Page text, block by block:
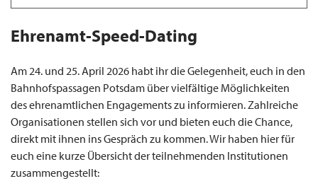
Ehrenamt-Speed-Dating
Am 24. und 25. April 2026 habt ihr die Gelegenheit, euch in den
Bahnhofspassagen Potsdam über vielfältige Möglichkeiten
des ehrenamtlichen Engagements zu informieren. Zahlreiche
Organisationen stellen sich vor und bieten euch die Chance,
direkt mit ihnen ins Gespräch zu kommen. Wir haben hier für
euch eine kurze Übersicht der teilnehmenden Institutionen
zusammengestellt: